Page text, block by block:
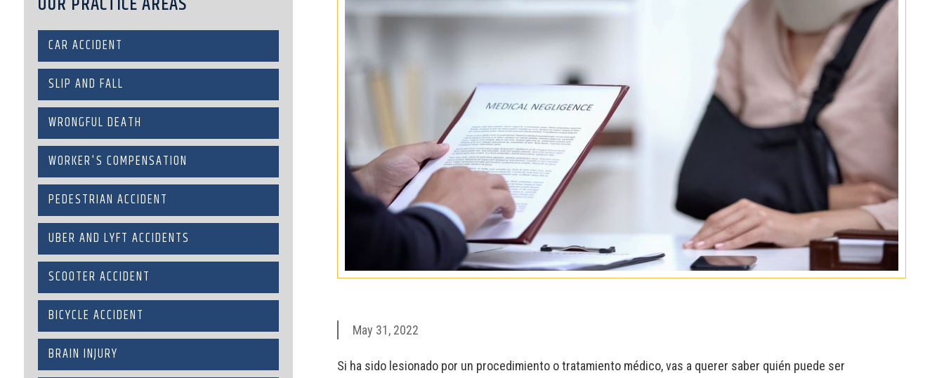
CAR ACCIDENT
SLIP AND FALL
WRONGFUL DEATH
WORKER'S COMPENSATION
PEDESTRIAN ACCIDENT
UBER AND LYFT ACCIDENTS
SCOOTER ACCIDENT
BICYCLE ACCIDENT
BRAIN INJURY
May 31, 2022
Si ha sido lesionado por un procedimiento o tratamiento médico, vas a querer saber quién puede ser